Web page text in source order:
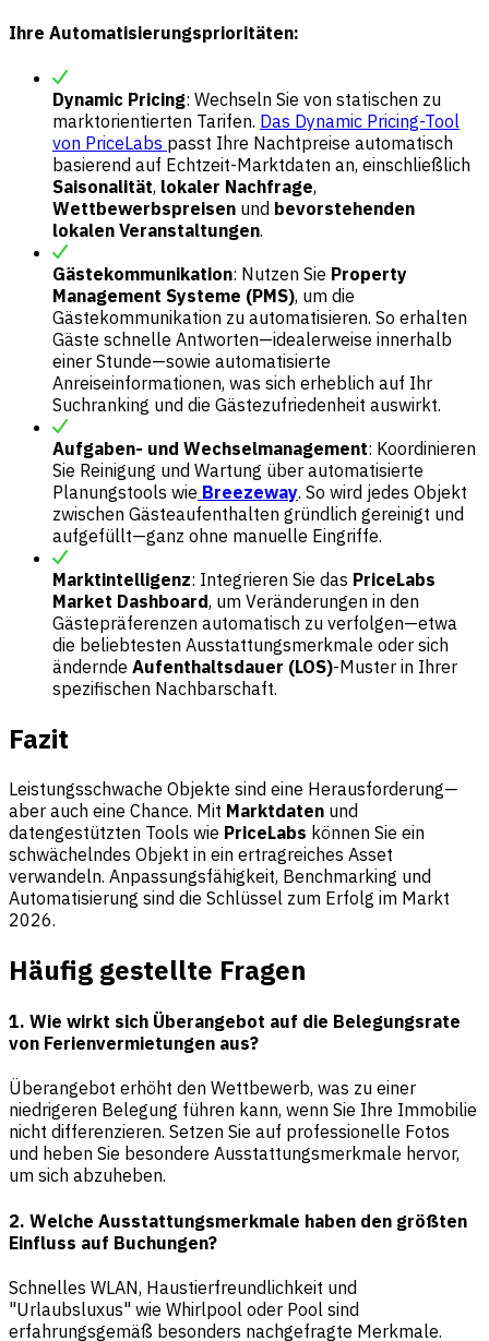
Ihre Automatisierungsprioritäten:
Dynamic Pricing: Wechseln Sie von statischen zu
marktorientierten Tarifen. Das Dynamic Pricing-Tool
von PriceLabs passt Ihre Nachtpreise automatisch
basierend auf Echtzeit-Marktdaten an, einschließlich
Saisonalität, lokaler Nachfrage,
Wettbewerbspreisen und bevorstehenden
lokalen Veranstaltungen.
Gästekommunikation: Nutzen Sie Property
Management Systeme (PMS), um die
Gästekommunikation zu automatisieren. So erhalten
Gäste schnelle Antworten—idealerweise innerhalb
einer Stunde—sowie automatisierte
Anreiseinformationen, was sich erheblich auf Ihr
Suchranking und die Gästezufriedenheit auswirkt.
Aufgaben- und Wechselmanagement: Koordinieren
Sie Reinigung und Wartung über automatisierte
Planungstools wie Breezeway. So wird jedes Objekt
zwischen Gästeaufenthalten gründlich gereinigt und
aufgefüllt—ganz ohne manuelle Eingriffe.
Marktintelligenz: Integrieren Sie das PriceLabs
Market Dashboard, um Veränderungen in den
Gästepräferenzen automatisch zu verfolgen—etwa
die beliebtesten Ausstattungsmerkmale oder sich
ändernde Aufenthaltsdauer (LOS)-Muster in Ihrer
spezifischen Nachbarschaft.
Fazit
Leistungsschwache Objekte sind eine Herausforderung—
aber auch eine Chance. Mit Marktdaten und
datengestützten Tools wie PriceLabs können Sie ein
schwächelndes Objekt in ein ertragreiches Asset
verwandeln. Anpassungsfähigkeit, Benchmarking und
Automatisierung sind die Schlüssel zum Erfolg im Markt
2026.
Häufig gestellte Fragen
1. Wie wirkt sich Überangebot auf die Belegungsrate
von Ferienvermietungen aus?
Überangebot erhöht den Wettbewerb, was zu einer
niedrigeren Belegung führen kann, wenn Sie Ihre Immobilie
nicht differenzieren. Setzen Sie auf professionelle Fotos
und heben Sie besondere Ausstattungsmerkmale hervor,
um sich abzuheben.
2. Welche Ausstattungsmerkmale haben den größten
Einfluss auf Buchungen?
Schnelles WLAN, Haustierfreundlichkeit und
"Urlaubsluxus" wie Whirlpool oder Pool sind
erfahrungsgemäß besonders nachgefragte Merkmale.